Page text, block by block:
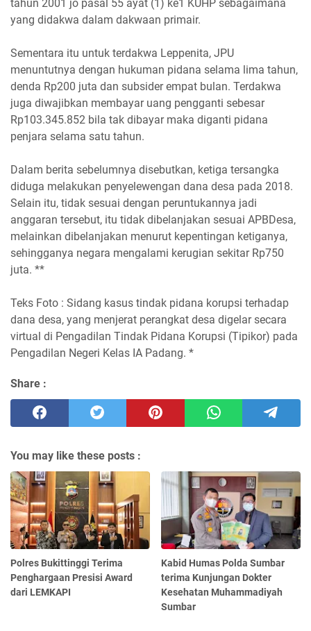
tahun 2001 jo pasal 55 ayat (1) ke1 KUHP sebagaimana
yang didakwa dalam dakwaan primair.
Sementara itu untuk terdakwa Leppenita, JPU
menuntutnya dengan hukuman pidana selama lima tahun,
denda Rp200 juta dan subsider empat bulan. Terdakwa
juga diwajibkan membayar uang pengganti sebesar
Rp103.345.852 bila tak dibayar maka diganti pidana
penjara selama satu tahun.
Dalam berita sebelumnya disebutkan, ketiga tersangka
diduga melakukan penyelewengan dana desa pada 2018.
Selain itu, tidak sesuai dengan peruntukannya jadi
anggaran tersebut, itu tidak dibelanjakan sesuai APBDesa,
melainkan dibelanjakan menurut kepentingan ketiganya,
sehingganya negara mengalami kerugian sekitar Rp750
juta. **
Teks Foto : Sidang kasus tindak pidana korupsi terhadap
dana desa, yang menjerat perangkat desa digelar secara
virtual di Pengadilan Tindak Pidana Korupsi (Tipikor) pada
Pengadilan Negeri Kelas IA Padang. *
Share :
You may like these posts :
Polres Bukittinggi Terima
Penghargaan Presisi Award
dari LEMKAPI
Kabid Humas Polda Sumbar
terima Kunjungan Dokter
Kesehatan Muhammadiyah
Sumbar